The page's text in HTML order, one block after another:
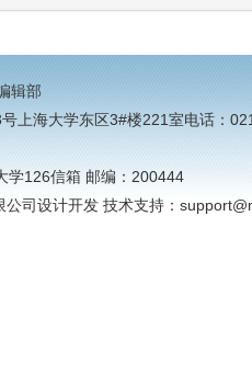
辑部
号上海大学东区3#楼221室电话
学126信箱 邮编：200444
司设计开发 技术支持：